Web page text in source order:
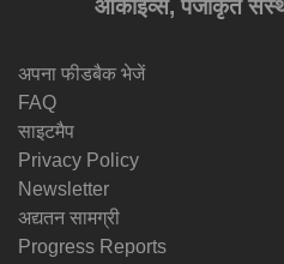
आर्काइव्स, पंजीकृत
अपना फीडबैक भेजें
FAQ
साइटमैप
Privacy Policy
Newsletter
अद्यतन सामग्री
Progress Reports